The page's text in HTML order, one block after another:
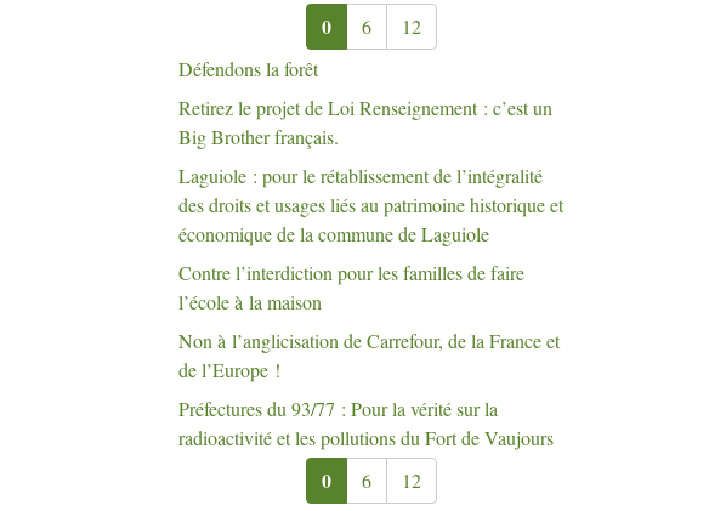
0 6
12
Défendons la forêt
Retirez le projet de Loi Renseignement : c’est un
Big Brother français.
Laguiole : pour le rétablissement de l’intégralité
des droits et usages liés au patrimoine historique et
économique de la commune de Laguiole
Contre l’interdiction pour les familles de faire
l’école à la maison
Non à l’anglicisation de Carrefour, de la France et
de l’Europe !
Préfectures du 93/77 : Pour la vérité sur la
radioactivité et les pollutions du Fort de Vaujours
0 6 12